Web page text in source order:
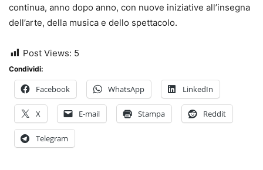
continua, anno dopo anno, con nuove iniziative all’insegna
dell’arte, della musica e dello spettacolo.
Post Views: 5
Condividi:
Facebook WhatsApp LinkedIn
X E-mail Stampa Reddit
Telegram